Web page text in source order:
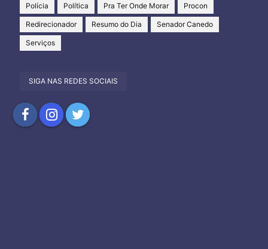
Polícia Política Pra Ter Onde Morar Procon
Redirecionador Resumo do Dia Senador Canedo
Serviços
SIGA NAS REDES SOCIAIS